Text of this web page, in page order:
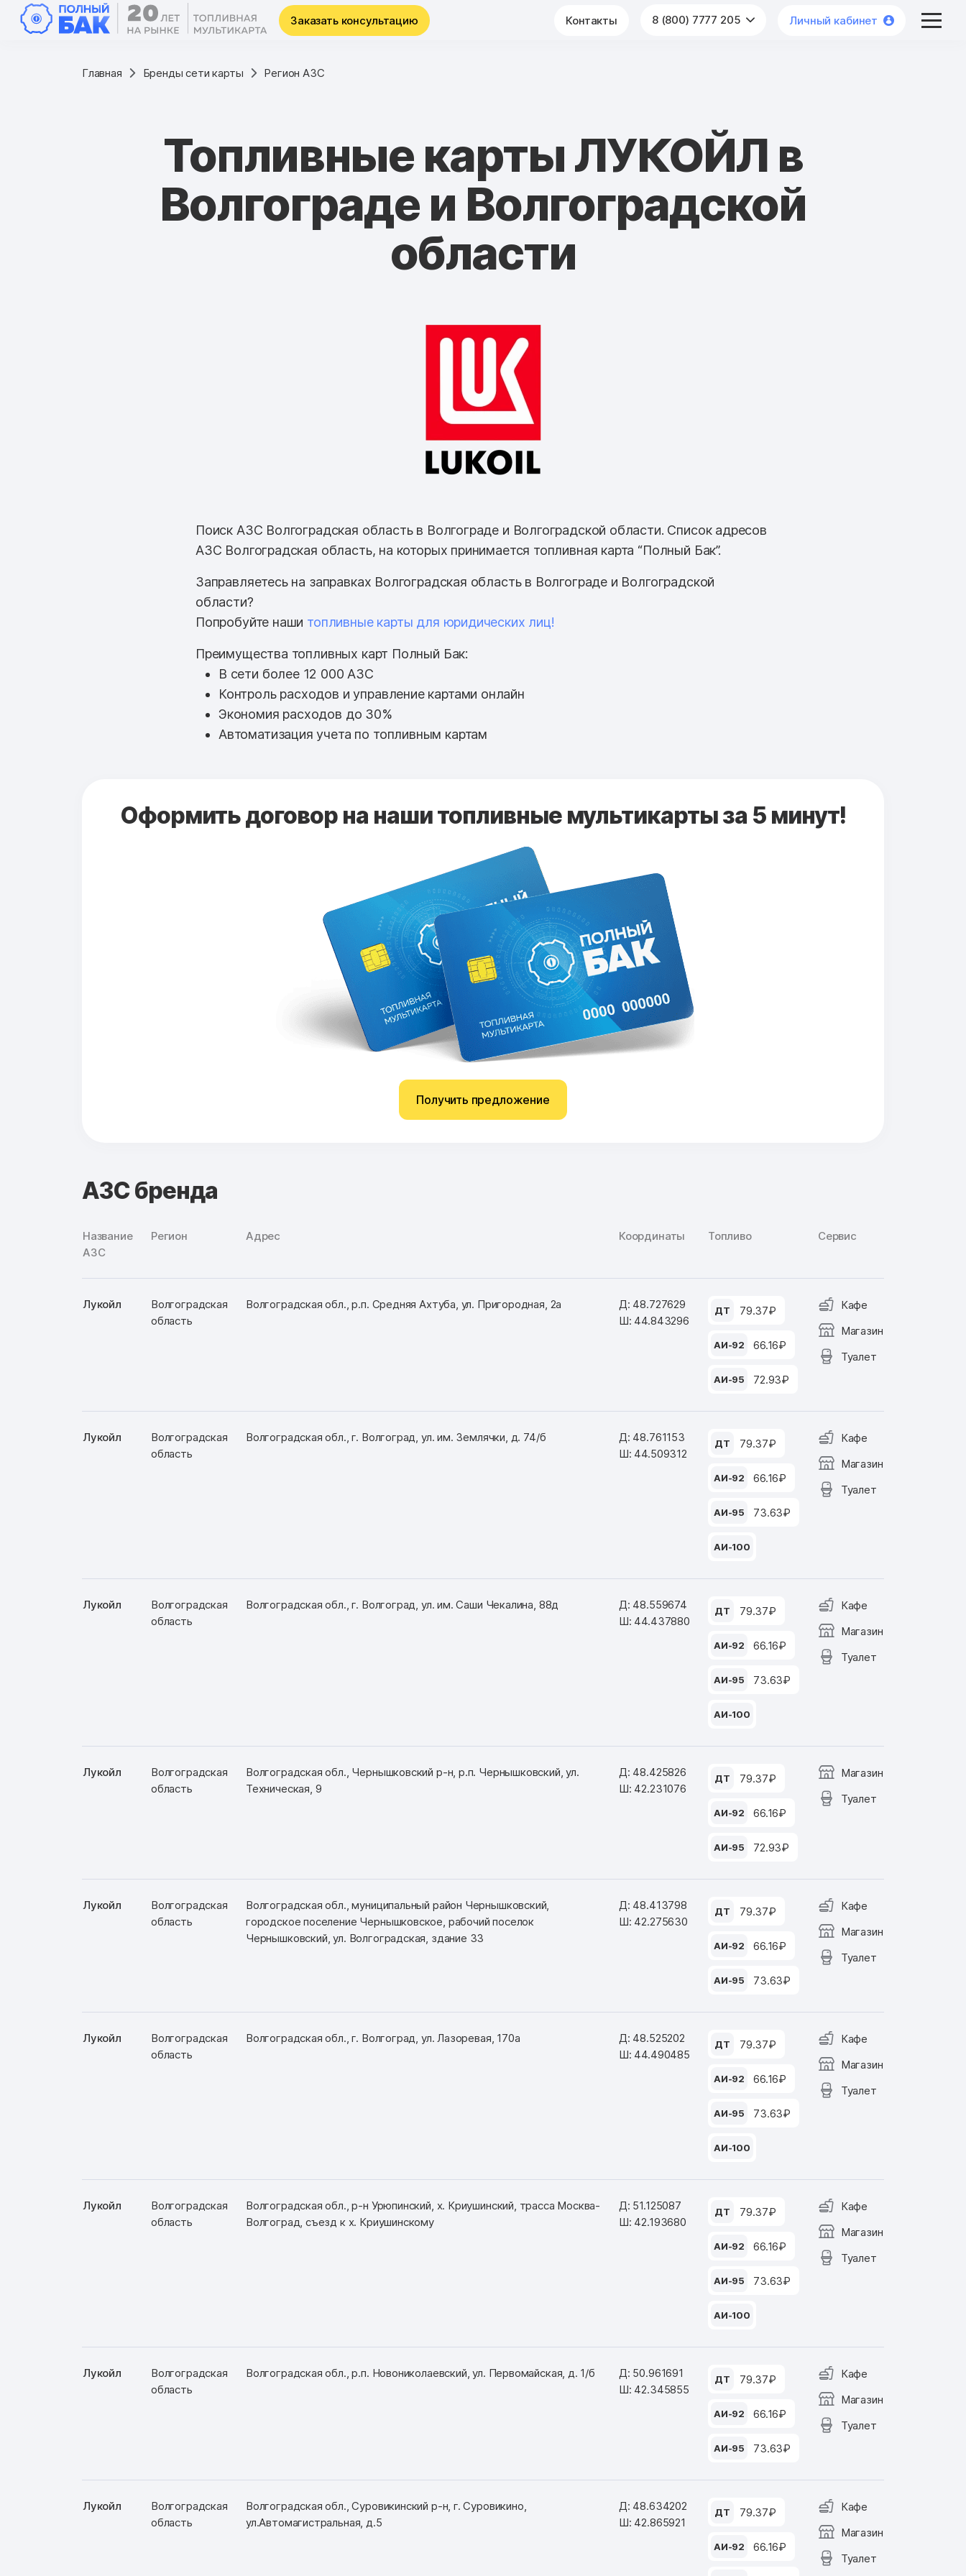
Заказать консультацию Контакты 8 (800) 7777 205 Личный кабинет
Главная Бренды сети карты Регион АЗС
Топливные карты ЛУКОЙЛ в
Волгограде и Волгоградской
области
Поиск АЗС Волгоградская область в Волгограде и Волгоградской области. Список адресов
АЗС Волгоградская область, на которых принимается топливная карта “Полный Бак”.
Заправляетесь на заправках Волгоградская область в Волгограде и Волгоградской
области?
Попробуйте наши топливные карты для юридических лиц!
Преимущества топливных карт Полный Бак:
В сети более 12 000 АЗС
Контроль расходов и управление картами онлайн
Экономия расходов до 30%
Автоматизация учета по топливным картам
Оформить договор на наши топливные мультикарты за 5 минут!
Получить предложение
АЗС бренда
Название
АЗС
Регион Адрес Координаты Топливо Сервис
Лукойл
Волгоградская
область
Волгоградская обл., р.п. Средняя Ахтуба, ул. Пригородная, 2а
Д: 48.727629
Ш: 44.843296
ДТ 79.37₽
АИ-92 66.16₽
АИ-95 72.93₽
Кафе
Магазин
Туалет
Лукойл
Волгоградская
область
Волгоградская обл., г. Волгоград, ул. им. Землячки, д. 74/б
Д: 48.761153
Ш: 44.509312
ДТ 79.37₽
АИ-92 66.16₽
АИ-95 73.63₽
АИ-100
Кафе
Магазин
Туалет
Лукойл
Волгоградская
область
Волгоградская обл., г. Волгоград, ул. им. Саши Чекалина, 88д
Д: 48.559674
Ш: 44.437880
ДТ 79.37₽
АИ-92 66.16₽
АИ-95 73.63₽
АИ-100
Кафе
Магазин
Туалет
Лукойл
Волгоградская
область
Волгоградская обл., Чернышковский р-н, р.п. Чернышковский, ул.
Техническая, 9
Д: 48.425826
Ш: 42.231076
ДТ 79.37₽
АИ-92 66.16₽
АИ-95 72.93₽
Магазин
Туалет
Лукойл
Волгоградская
область
Волгоградская обл., муниципальный район Чернышковский,
городское поселение Чернышковское, рабочий поселок
Чернышковский, ул. Волгоградская, здание 33
Д: 48.413798
Ш: 42.275630
ДТ 79.37₽
АИ-92 66.16₽
АИ-95 73.63₽
Кафе
Магазин
Туалет
Лукойл
Волгоградская
область
Волгоградская обл., г. Волгоград, ул. Лазоревая, 170а
Д: 48.525202
Ш: 44.490485
ДТ 79.37₽
АИ-92 66.16₽
АИ-95 73.63₽
АИ-100
Кафе
Магазин
Туалет
Лукойл
Волгоградская
область
Волгоградская обл., р-н Урюпинский, х. Криушинский, трасса Москва-
Волгоград, съезд к х. Криушинскому
Д: 51.125087
Ш: 42.193680
ДТ 79.37₽
АИ-92 66.16₽
АИ-95 73.63₽
АИ-100
Кафе
Магазин
Туалет
Лукойл
Волгоградская
область
Волгоградская обл., р.п. Новониколаевский, ул. Первомайская, д. 1/б
Д: 50.961691
Ш: 42.345855
ДТ 79.37₽
АИ-92 66.16₽
АИ-95 73.63₽
Кафе
Магазин
Туалет
Лукойл
Волгоградская
область
Волгоградская обл., Суровикинский р-н, г. Суровикино,
ул.Автомагистральная, д.5
Д: 48.634202
Ш: 42.865921
ДТ 79.37₽
АИ-92 66.16₽
Кафе
Магазин
Туалет